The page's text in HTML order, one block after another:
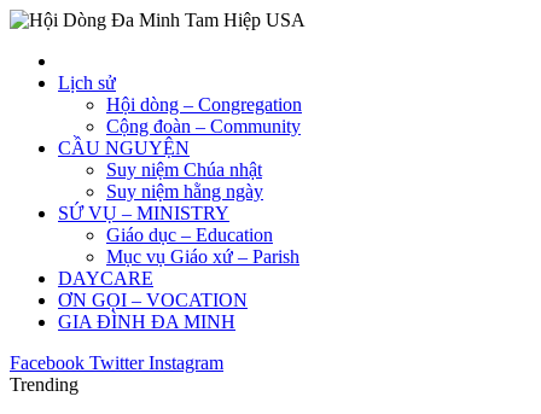
Lịch sử
Hội dòng – Congregation
Cộng đoàn – Community
CẦU NGUYỆN
Suy niệm Chúa nhật
Suy niệm hằng ngày
SỨ VỤ – MINISTRY
Giáo dục – Education
Mục vụ Giáo xứ – Parish
DAYCARE
ƠN GỌI – VOCATION
GIA ĐÌNH ĐA MINH
Facebook Twitter Instagram
Trending